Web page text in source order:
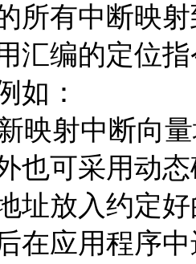
所有中断映
汇编的定位
如：
射中断向量
可采用动态
址放入约定
应用程序中